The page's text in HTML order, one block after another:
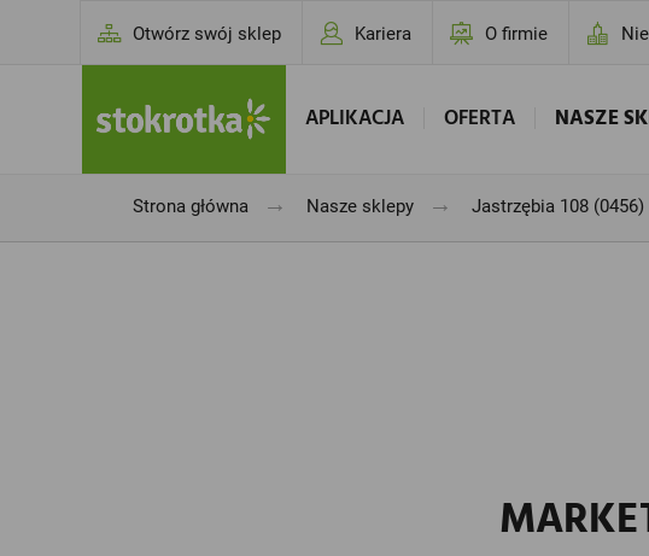
Otwórz swój sklep Kariera O firmie
APLIKACJA OFERTA NASZE
Strona główna → Nasze sklepy → Jastrzębia 108 (0456)